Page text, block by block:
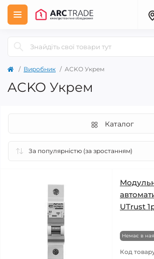
Виробник ACKO Укрем
ACKO Укрем
Каталог
UTrust
Немає в
Код